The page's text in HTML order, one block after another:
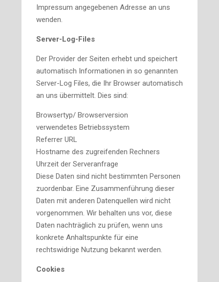
Impressum angegebenen Adresse an uns
wenden.
Server-Log-Files
Der Provider der Seiten erhebt und speichert
automatisch Informationen in so genannten
Server-Log Files, die Ihr Browser automatisch
an uns übermittelt. Dies sind:
Browsertyp/ Browserversion
verwendetes Betriebssystem
Referrer URL
Hostname des zugreifenden Rechners
Uhrzeit der Serveranfrage
Diese Daten sind nicht bestimmten Personen
zuordenbar. Eine Zusammenführung dieser
Daten mit anderen Datenquellen wird nicht
vorgenommen. Wir behalten uns vor, diese
Daten nachträglich zu prüfen, wenn uns
konkrete Anhaltspunkte für eine
rechtswidrige Nutzung bekannt werden.
Cookies